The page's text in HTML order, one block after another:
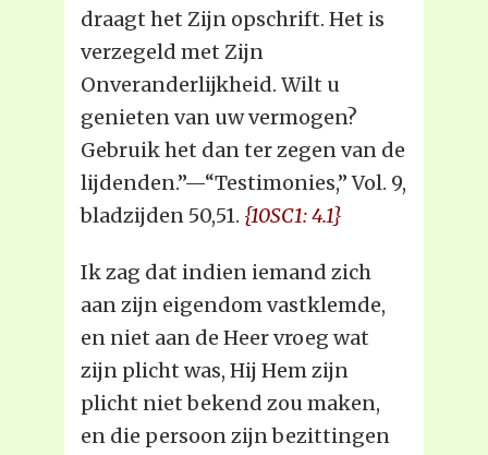
draagt het Zijn opschrift. Het is
verzegeld met Zijn
Onveranderlijkheid. Wilt u
genieten van uw vermogen?
Gebruik het dan ter zegen van de
lijdenden.”—“Testimonies,” Vol. 9,
bladzijden 50,51. {10SC1: 4.1}
Ik zag dat indien iemand zich
aan zijn eigendom vastklemde,
en niet aan de Heer vroeg wat
zijn plicht was, Hij Hem zijn
plicht niet bekend zou maken,
en die persoon zijn bezittingen